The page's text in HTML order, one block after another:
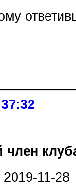
член
2019-11-28